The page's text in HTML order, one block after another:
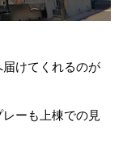
けてくれるのが
ーも上棟での見